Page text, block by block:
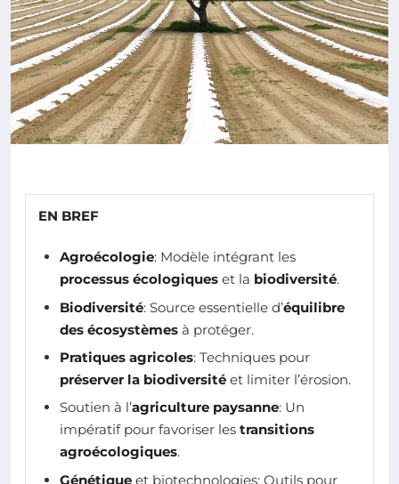
EN BREF
Agroécologie: Modèle intégrant les
processus écologiques et la biodiversité.
Biodiversité: Source essentielle d’équilibre
des écosystèmes à protéger.
Pratiques agricoles: Techniques pour
préserver la biodiversité et limiter l’érosion.
Soutien à l’agriculture paysanne: Un
impératif pour favoriser les transitions
agroécologiques.
Génétique et biotechnologies: Outils pour